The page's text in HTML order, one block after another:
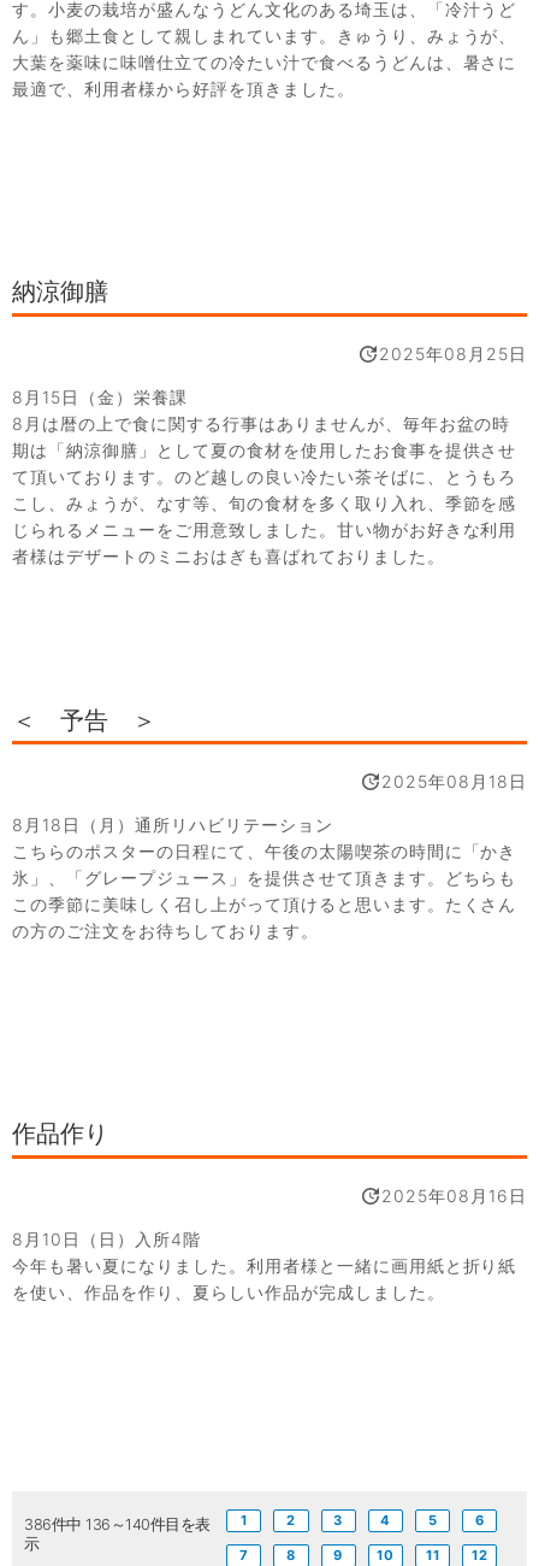
す。小麦の栽培が盛んなうどん文化のある埼玉は、「冷汁うど
ん」も郷土食として親しまれています。きゅうり、みょうが、
大葉を薬味に味噌仕立ての冷たい汁で食べるうどんは、暑さに
最適で、利用者様から好評を頂きました。
納涼御膳
2025年08月25日
8月15日（金）栄養課
8月は暦の上で食に関する行事はありませんが、毎年お盆の時
期は「納涼御膳」として夏の食材を使用したお食事を提供させ
て頂いております。のど越しの良い冷たい茶そばに、とうもろ
こし、みょうが、なす等、旬の食材を多く取り入れ、季節を感
じられるメニューをご用意致しました。甘い物がお好きな利用
者様はデザートのミニおはぎも喜ばれておりました。
＜ 予告 ＞
2025年08月18日
8月18日（月）通所リハビリテーション
こちらのポスターの日程にて、午後の太陽喫茶の時間に「かき
氷」、「グレープジュース」を提供させて頂きます。どちらも
この季節に美味しく召し上がって頂けると思います。たくさん
の方のご注文をお待ちしております。
作品作り
2025年08月16日
8月10日（日）入所4階
今年も暑い夏になりました。利用者様と一緒に画用紙と折り紙
を使い、作品を作り、夏らしい作品が完成しました。
386件中 136～140件目を表
示
1 2 3 4 5 6
7 8 9 10 11 12